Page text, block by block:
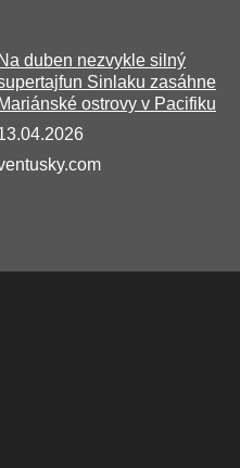
Na duben nezvykle silný
Sinlaku zasáhne
Mariánské ostrovy v Pacifiku